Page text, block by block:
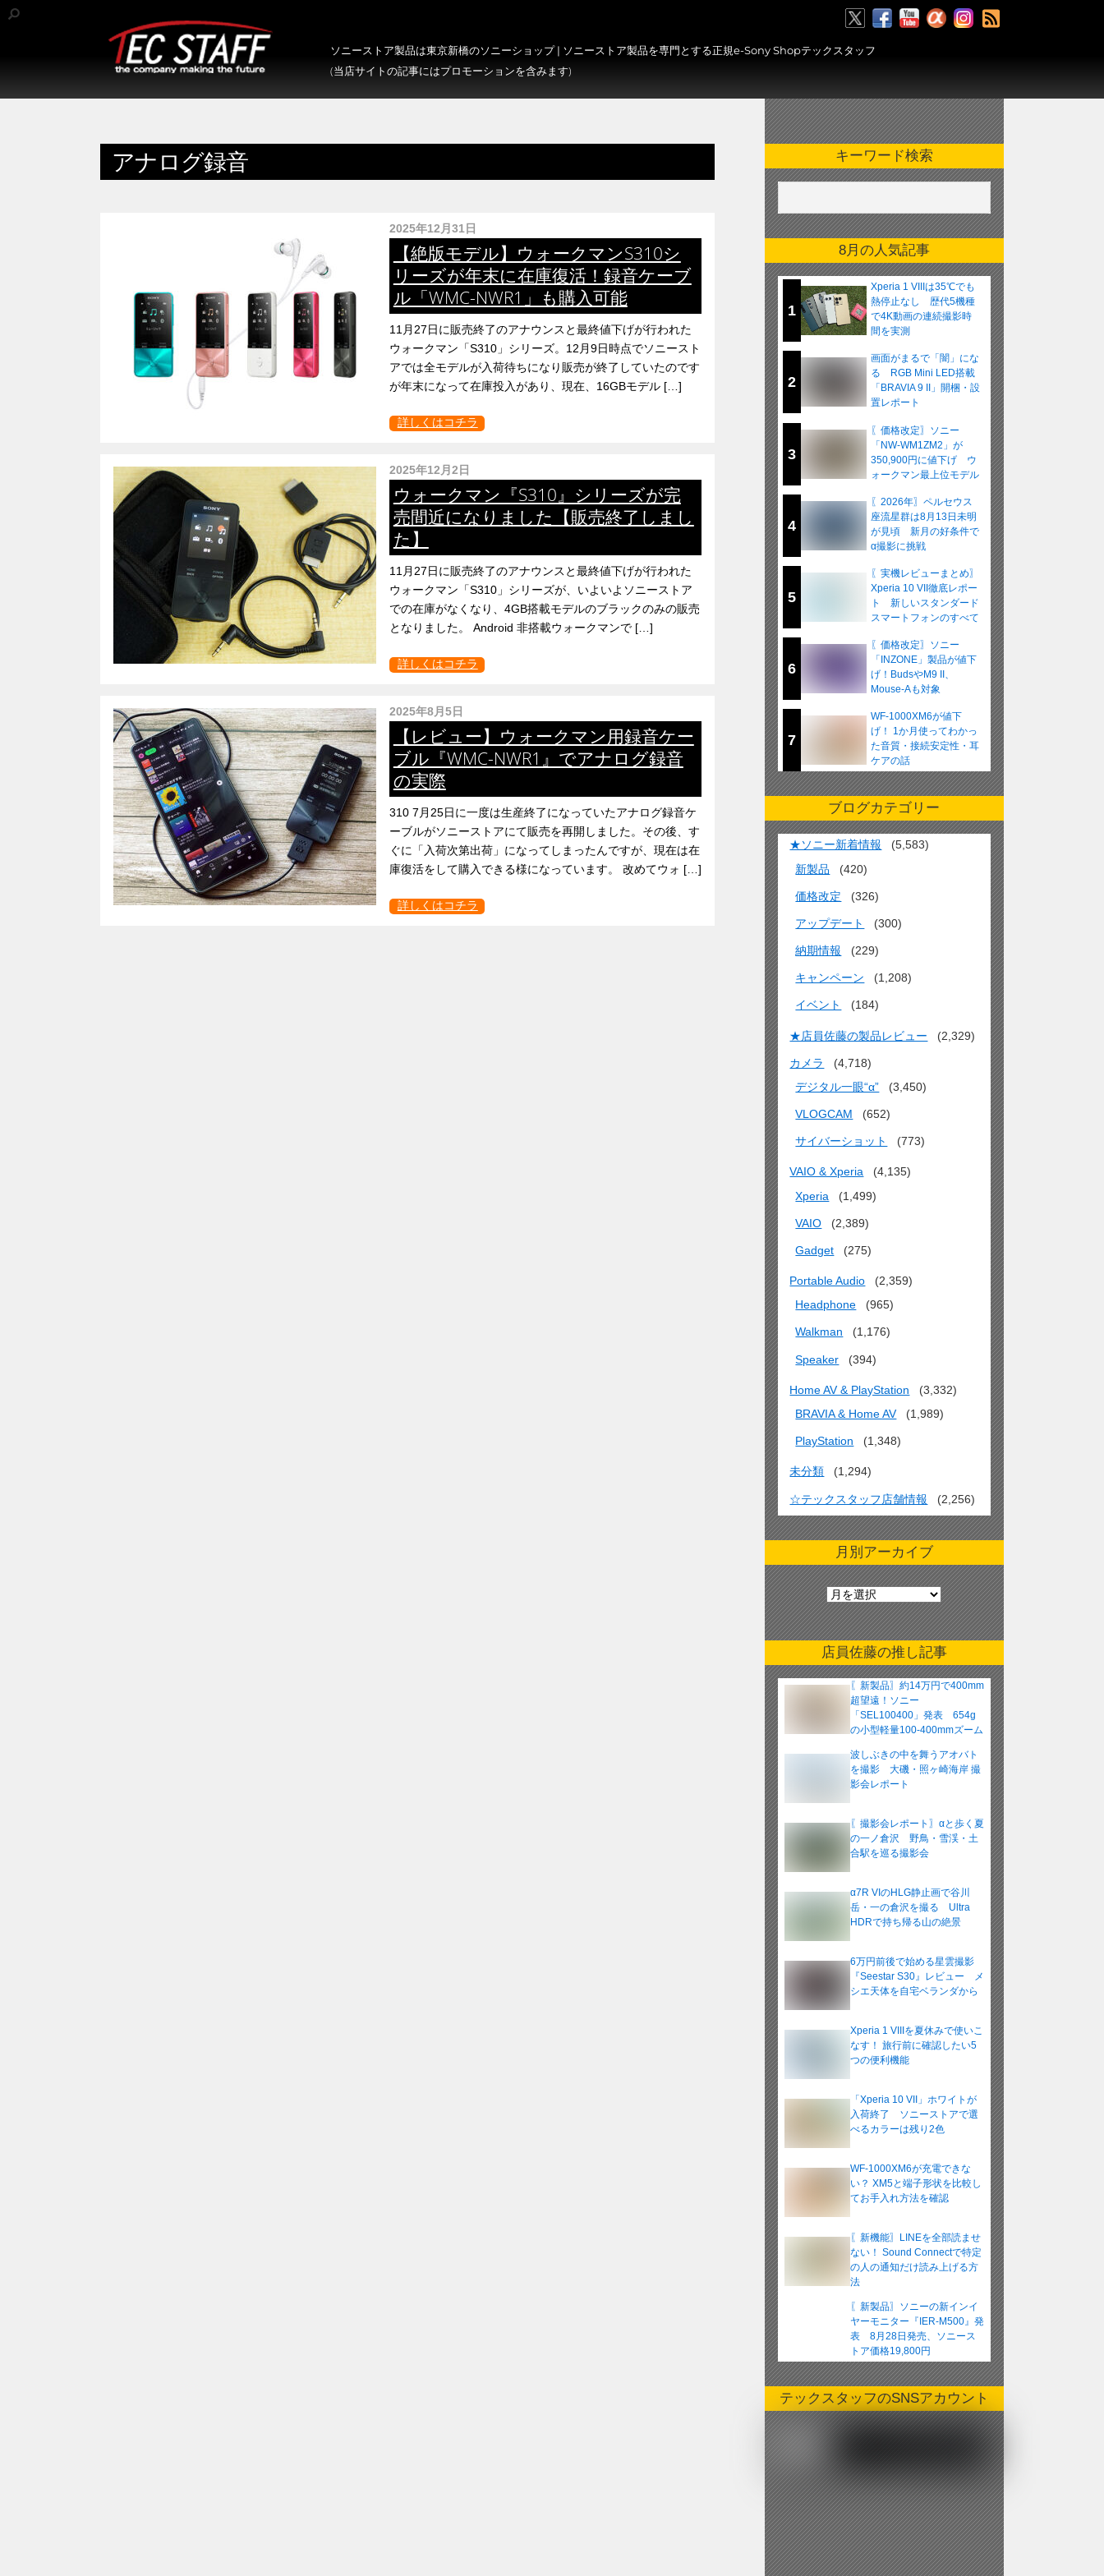
ソニーストア製品は東京新橋のソニーショップ | ソニーストア製品を専門とする正規e-Sony Shopテックスタッフ
(当店サイトの記事にはプロモーションを含みます)
アナログ録音
2025年12月31日
【絶版モデル】ウォークマンS310シ
リーズが年末に在庫復活！録音ケーブ
ル「WMC-NWR1」も購入可能
11月27日に販売終了のアナウンスと最終値下げが行われた
ウォークマン「S310」シリーズ。12月9日時点でソニースト
アでは全モデルが入荷待ちになり販売が終了していたのです
が年末になって在庫投入があり、現在、16GBモデル […]
詳しくはコチラ
2025年12月2日
ウォークマン『S310』シリーズが完
売間近になりました【販売終了しまし
た】
11月27日に販売終了のアナウンスと最終値下げが行われた
ウォークマン「S310」シリーズが、いよいよソニーストア
での在庫がなくなり、4GB搭載モデルのブラックのみの販売
となりました。 Android 非搭載ウォークマンで […]
詳しくはコチラ
2025年8月5日
【レビュー】ウォークマン用録音ケー
ブル『WMC-NWR1』でアナログ録音
の実際
310 7月25日に一度は生産終了になっていたアナログ録音ケ
ーブルがソニーストアにて販売を再開しました。その後、す
ぐに「入荷次第出荷」になってしまったんですが、現在は在
庫復活をして購入できる様になっています。 改めてウォ […]
詳しくはコチラ
キーワード検索
8月の人気記事
1
Xperia 1 VIIIは35℃でも
熱停止なし 歴代5機種
で4K動画の連続撮影時
間を実測
2
画面がまるで「闇」にな
る RGB Mini LED搭載
「BRAVIA 9 II」開梱・設
置レポート
3
〖価格改定〗ソニー
「NW-WM1ZM2」が
350,900円に値下げ ウ
ォークマン最上位モデル
4
〖2026年〗ペルセウス
座流星群は8月13日未明
が見頃 新月の好条件で
α撮影に挑戦
5
〖実機レビューまとめ〗
Xperia 10 VII徹底レポー
ト 新しいスタンダード
スマートフォンのすべて
6
〖価格改定〗ソニー
「INZONE」製品が値下
げ！BudsやM9 II、
Mouse-Aも対象
7
WF-1000XM6が値下
げ！ 1か月使ってわかっ
た音質・接続安定性・耳
ケアの話
ブログカテゴリー
★ソニー新着情報
(5,583)
新製品
(420)
価格改定 (326)
アップデート (300)
納期情報 (229)
キャンペーン (1,208)
イベント (184)
★店員佐藤の製品レビュー (2,329)
カメラ
(4,718)
デジタル一眼“α”
(3,450)
VLOGCAM (652)
サイバーショット (773)
VAIO & Xperia
(4,135)
Xperia
(1,499)
VAIO (2,389)
Gadget (275)
Portable Audio
(2,359)
Headphone
(965)
Walkman (1,176)
Speaker (394)
Home AV & PlayStation
(3,332)
BRAVIA & Home AV
(1,989)
PlayStation (1,348)
未分類 (1,294)
☆テックスタッフ店舗情報 (2,256)
月別アーカイブ
月
別
ア
ー
カ
イ
店員佐藤の推し記事
〖新製品〗約14万円で400mm
超望遠！ソニー
「SEL100400」発表 654g
の小型軽量100-400mmズーム
波しぶきの中を舞うアオバト
を撮影 大磯・照ヶ崎海岸 撮
影会レポート
〖撮影会レポート〗αと歩く夏
の一ノ倉沢 野鳥・雪渓・土
合駅を巡る撮影会
α7R VIのHLG静止画で谷川
岳・一の倉沢を撮る Ultra
HDRで持ち帰る山の絶景
6万円前後で始める星雲撮影
『Seestar S30』レビュー メ
シエ天体を自宅ベランダから
Xperia 1 VIIIを夏休みで使いこ
なす！ 旅行前に確認したい5
つの便利機能
「Xperia 10 VII」ホワイトが
入荷終了 ソニーストアで選
べるカラーは残り2色
WF-1000XM6が充電できな
い？ XM5と端子形状を比較し
てお手入れ方法を確認
〖新機能〗LINEを全部読ませ
ない！ Sound Connectで特定
の人の通知だけ読み上げる方
法
〖新製品〗ソニーの新インイ
ヤーモニター『IER-M500』発
表 8月28日発売、ソニース
トア価格19,800円
テックスタッフのSNSアカウント